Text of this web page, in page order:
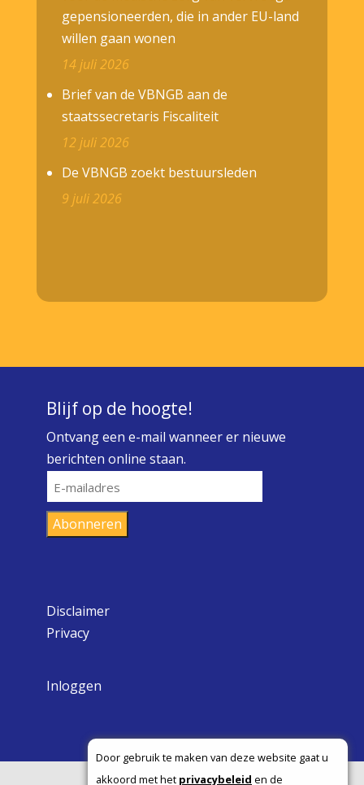
Door gebruik te maken van deze website gaat u
akkoord met het privacybeleid en de
gepensioneerden, die in ander EU-land
willen gaan wonen
14 juli 2026
Brief van de VBNGB aan de
staatssecretaris Fiscaliteit
12 juli 2026
De VBNGB zoekt bestuursleden
9 juli 2026
Blijf op de hoogte!
Ontvang een e-mail wanneer er nieuwe
berichten online staan.
E-
mailadres
Abonneren
Disclaimer
Privacy
Inloggen